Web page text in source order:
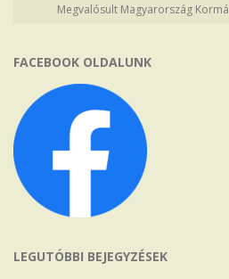
Megvalósult Magyarország
FACEBOOK OLDALUNK
LEGUTÓBBI BEJEGYZÉSEK